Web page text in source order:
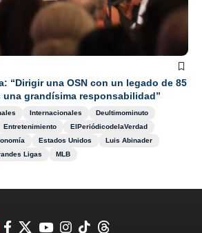
“Dirigir una OSN con un legado de 85
grandísima responsabilidad”
Internacionales
Deultimominuto
Entretenimiento
ElPeriódicodelaVerdad
Estados Unidos
Luis Abinader
Ligas MLB